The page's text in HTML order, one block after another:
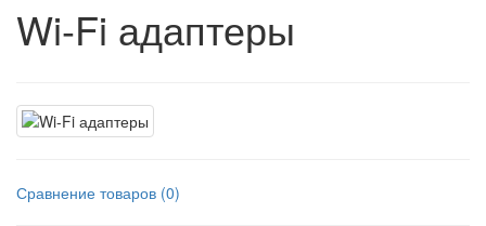
Wi-Fi адаптеры
Сравнение товаров (0)